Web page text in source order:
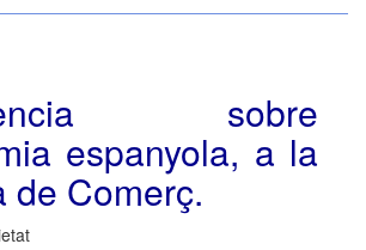
sobre
espanyola, a la
de Comerç.